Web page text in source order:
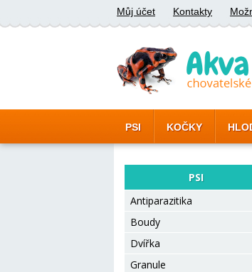
Můj účet Kontakty
PSI KOČKY
PSI
Antiparazitika
Boudy
Dvířka
Granule